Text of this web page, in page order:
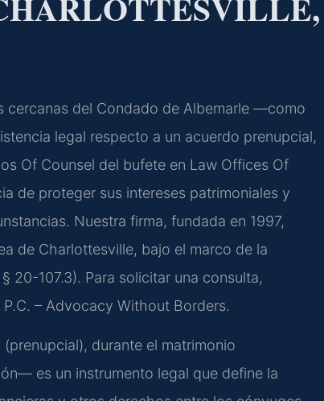
cercanas del Condado de Albemarle —como
legal respecto a un acuerdo prenupcial,
Of Counsel del bufete en Law Offices Of
de proteger sus intereses patrimoniales y
Nuestra firma, fundada en 1997,
de Charlottesville, bajo el marco de la
20-107.3). Para solicitar una consulta,
– Advocacy Without Borders.
durante el matrimonio
es un instrumento legal que define la